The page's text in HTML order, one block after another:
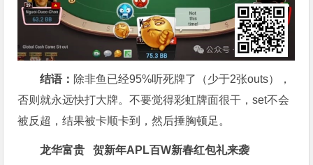
结语： 除非鱼已经95%听死牌了（少于2张outs），
否则就永远快打大牌。不要觉得彩虹牌面很干，set不会
被反超，结果被卡顺卡到，然后捶胸顿足。
龙华富贵 贺新年APL百W新春红包礼来袭